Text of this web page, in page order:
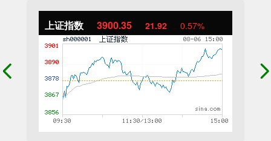
上证指数 3900.35 21.92 0.57%